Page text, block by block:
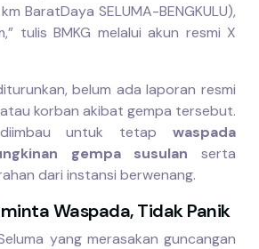
BaratDaya SELUMA-BENGKULU),
tulis BMKG melalui akun resmi X
belum ada laporan resmi
korban akibat gempa tersebut.
untuk tetap waspada
gempa susulan serta
dari instansi berwenang.
Waspada, Tidak Panik
yang merasakan guncangan